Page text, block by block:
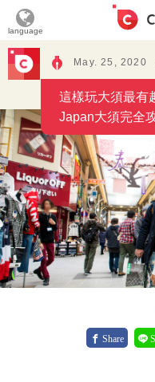
language
May. 25, 2020
這樣玩大須最有
Japan大須完全
Share